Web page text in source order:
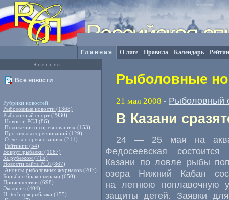
Главная О лиге Правила Календарь
Новости:
Все новости
Рубрики новостей:
Рыболовные новости (1368)
Рыболовный спорт (2930)
Новости РСЛ (86)
Положения о соревнованиях (153)
Протоколы соревнований (129)
Отчеты о сревнованиях (211)
Рейтинги (54)
Вокруг рыбалки (1087)
За рубежом (715)
Новости сайта РСЛ (867)
Анонсы рыболовных журналов (207)
Борьба с браконьерами (650)
Происшествия (698)
Экология (404)
Hi-tech для рыбалки (155)
Рыболовные
21 мая 2008 - Рыболовный
В Казани
24 — 25 мая на
Федосеевская
Казани по ловле рыбы
озера Нижний Кабан
на летнюю поплавочную
защиты детей. Заявки